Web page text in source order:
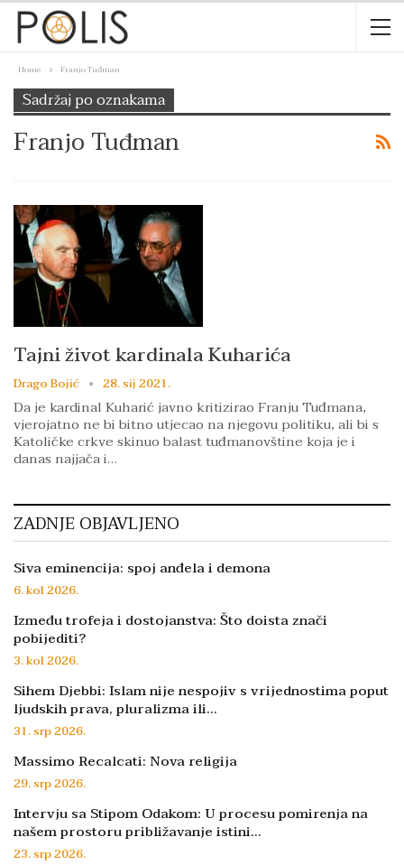
Home Franjo Tuđman
Sadržaj po oznakama
Franjo Tuđman
Tajni život kardinala Kuharića
Drago Bojić 28. sij 2021.
Da je kardinal Kuharić javno kritizirao Franju Tuđmana,
vjerojatno ne bi bitno utjecao na njegovu politiku, ali bi s
Katoličke crkve skinuo balast tuđmanovštine koja je i
danas najjača i…
ZADNJE OBJAVLJENO
Siva eminencija: spoj anđela i demona
6. kol 2026.
Između trofeja i dostojanstva: Što doista znači
pobijediti?
3. kol 2026.
Sihem Djebbi: Islam nije nespojiv s vrijednostima poput
ljudskih prava, pluralizma ili…
31. srp 2026.
Massimo Recalcati: Nova religija
29. srp 2026.
Intervju sa Stipom Odakom: U procesu pomirenja na
našem prostoru približavanje istini…
23. srp 2026.